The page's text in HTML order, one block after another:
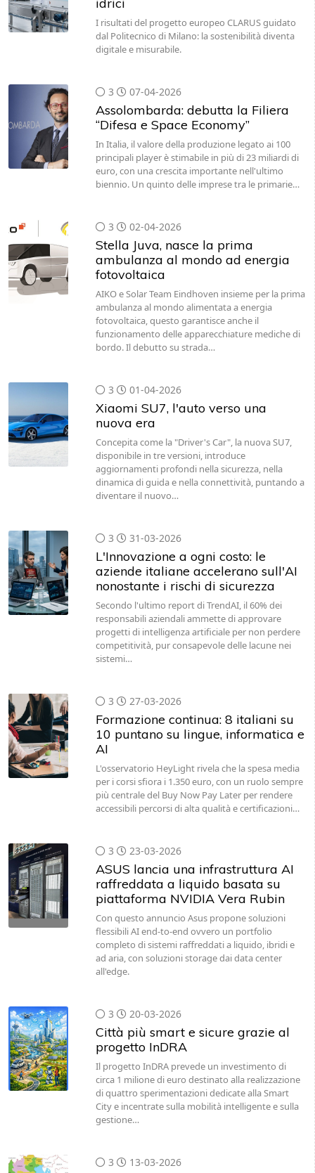
I risultati del progetto europeo CLARUS guidato
dal Politecnico di Milano: la sostenibilità diventa
digitale e misurabile.
3 07-04-2026
Assolombarda: debutta la Filiera
“Difesa e Space Economy”
In Italia, il valore della produzione legato ai 100
principali player è stimabile in più di 23 miliardi di
euro, con una crescita importante nell'ultimo
biennio. Un quinto delle imprese tra le primarie…
3 02-04-2026
Stella Juva, nasce la prima
ambulanza al mondo ad energia
fotovoltaica
AIKO e Solar Team Eindhoven insieme per la prima
ambulanza al mondo alimentata a energia
fotovoltaica, questo garantisce anche il
funzionamento delle apparecchiature mediche di
bordo. Il debutto su strada…
3 01-04-2026
Xiaomi SU7, l'auto verso una
nuova era
Concepita come la "Driver's Car", la nuova SU7,
disponibile in tre versioni, introduce
aggiornamenti profondi nella sicurezza, nella
dinamica di guida e nella connettività, puntando a
diventare il nuovo…
3 31-03-2026
L'Innovazione a ogni costo: le
aziende italiane accelerano sull'AI
nonostante i rischi di sicurezza
Secondo l'ultimo report di TrendAI, il 60% dei
responsabili aziendali ammette di approvare
progetti di intelligenza artificiale per non perdere
competitività, pur consapevole delle lacune nei
sistemi…
3 27-03-2026
Formazione continua: 8 italiani su
10 puntano su lingue, informatica e
AI
L'osservatorio HeyLight rivela che la spesa media
per i corsi sfiora i 1.350 euro, con un ruolo sempre
più centrale del Buy Now Pay Later per rendere
accessibili percorsi di alta qualità e certificazioni…
3 23-03-2026
ASUS lancia una infrastruttura AI
raffreddata a liquido basata su
piattaforma NVIDIA Vera Rubin
Con questo annuncio Asus propone soluzioni
flessibili AI end-to-end ovvero un portfolio
completo di sistemi raffreddati a liquido, ibridi e
ad aria, con soluzioni storage dai data center
all'edge.
3 20-03-2026
Città più smart e sicure grazie al
progetto InDRA
Il progetto InDRA prevede un investimento di
circa 1 milione di euro destinato alla realizzazione
di quattro sperimentazioni dedicate alla Smart
City e incentrate sulla mobilità intelligente e sulla
gestione…
3 13-03-2026